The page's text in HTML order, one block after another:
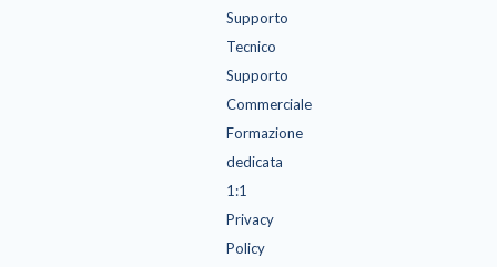
Supporto
Tecnico
Supporto
Commerciale
Formazione
dedicata
1:1
Privacy
Policy